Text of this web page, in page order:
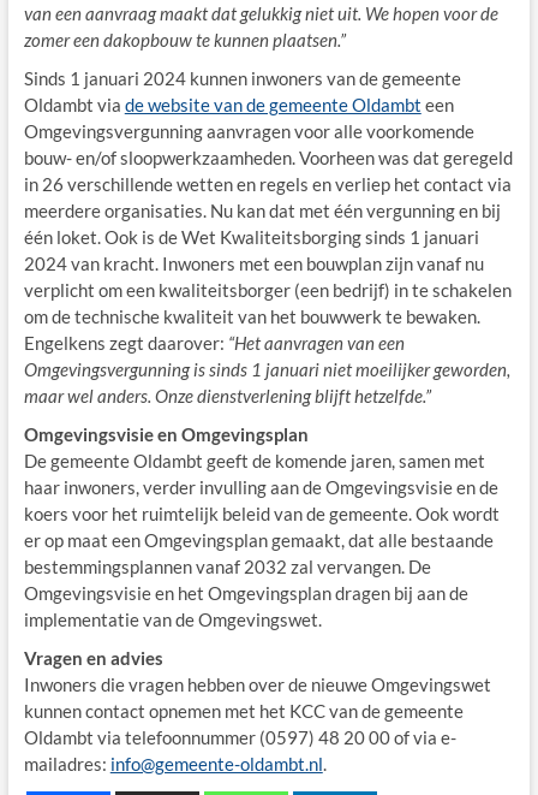
van een aanvraag maakt dat gelukkig niet uit. We hopen voor de
zomer een dakopbouw te kunnen plaatsen.”
Sinds 1 januari 2024 kunnen inwoners van de gemeente
Oldambt via de website van de gemeente Oldambt een
Omgevingsvergunning aanvragen voor alle voorkomende
bouw- en/of sloopwerkzaamheden. Voorheen was dat geregeld
in 26 verschillende wetten en regels en verliep het contact via
meerdere organisaties. Nu kan dat met één vergunning en bij
één loket. Ook is de Wet Kwaliteitsborging sinds 1 januari
2024 van kracht. Inwoners met een bouwplan zijn vanaf nu
verplicht om een kwaliteitsborger (een bedrijf) in te schakelen
om de technische kwaliteit van het bouwwerk te bewaken.
Engelkens zegt daarover: “Het aanvragen van een
Omgevingsvergunning is sinds 1 januari niet moeilijker geworden,
maar wel anders. Onze dienstverlening blijft hetzelfde.”
Omgevingsvisie en Omgevingsplan
De gemeente Oldambt geeft de komende jaren, samen met
haar inwoners, verder invulling aan de Omgevingsvisie en de
koers voor het ruimtelijk beleid van de gemeente. Ook wordt
er op maat een Omgevingsplan gemaakt, dat alle bestaande
bestemmingsplannen vanaf 2032 zal vervangen. De
Omgevingsvisie en het Omgevingsplan dragen bij aan de
implementatie van de Omgevingswet.
Vragen en advies
Inwoners die vragen hebben over de nieuwe Omgevingswet
kunnen contact opnemen met het KCC van de gemeente
Oldambt via telefoonnummer (0597) 48 20 00 of via e-
mailadres: info@gemeente-oldambt.nl